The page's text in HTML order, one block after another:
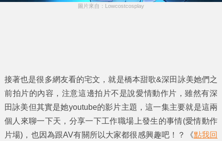
圖片來自：Lowcostcosplay
接著也是很多網友看的宅文，就是橋本甜歌&深田詠美她們之
前拍片的內容，注意這邊拍片不是說愛情動作片，雖然有深
田詠美但其實是她youtube的影片主題，這一集主要就是這兩
個人來聊一下天，分享一下工作職場上發生的事情(愛情動作
片場)，也因為跟AV有關所以大家都很感興趣吧！？《點我回